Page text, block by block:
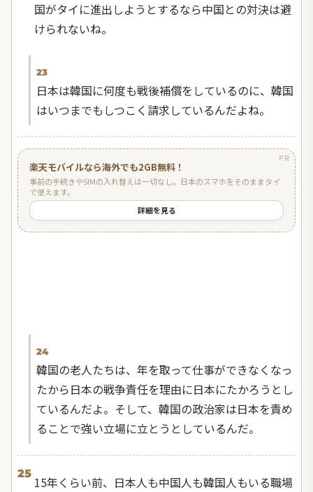
国がタイに進出しようとするなら中国との対決は避
けられないね。
23
日本は韓国に何度も戦後補償をしているのに、韓国
はいつまでもしつこく請求しているんだよね。
PR
楽天モバイルなら海外でも2GB無料！
事前の手続きやSIMの入れ替えは一切なし。日本のスマホをそのままタイ
で使えます。
詳細を見る
24
韓国の老人たちは、年を取って仕事ができなくなっ
たから日本の戦争責任を理由に日本にたかろうとし
ているんだよ。そして、韓国の政治家は日本を責め
ることで強い立場に立とうとしているんだ。
25
15年くらい前、日本人も中国人も韓国人もいる職場